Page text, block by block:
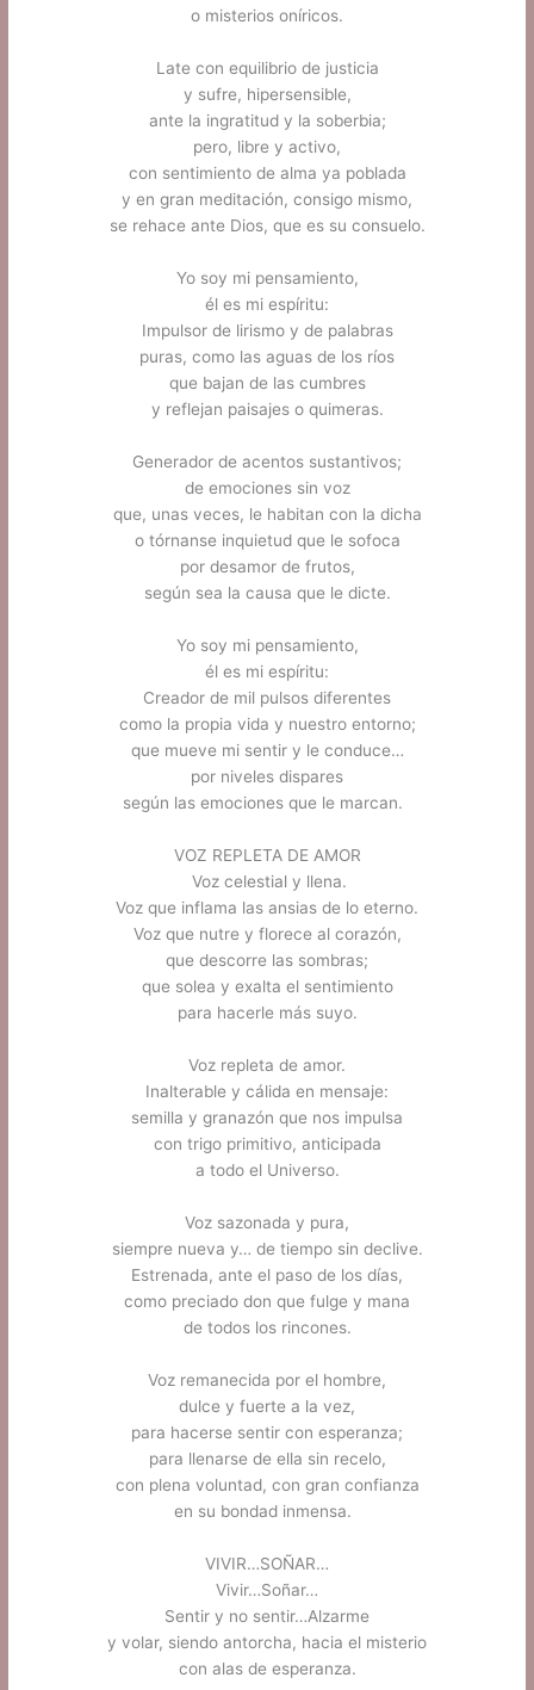
o misterios oníricos.
Late con equilibrio de justicia
y sufre, hipersensible,
ante la ingratitud y la soberbia;
pero, libre y activo,
con sentimiento de alma ya poblada
y en gran meditación, consigo mismo,
se rehace ante Dios, que es su consuelo.
Yo soy mi pensamiento,
él es mi espíritu:
Impulsor de lirismo y de palabras
puras, como las aguas de los ríos
que bajan de las cumbres
y reflejan paisajes o quimeras.
Generador de acentos sustantivos;
de emociones sin voz
que, unas veces, le habitan con la dicha
o tórnanse inquietud que le sofoca
por desamor de frutos,
según sea la causa que le dicte.
Yo soy mi pensamiento,
él es mi espíritu:
Creador de mil pulsos diferentes
como la propia vida y nuestro entorno;
que mueve mi sentir y le conduce…
por niveles dispares
según las emociones que le marcan.
VOZ REPLETA DE AMOR
Voz celestial y llena.
Voz que inflama las ansias de lo eterno.
Voz que nutre y florece al corazón,
que descorre las sombras;
que solea y exalta el sentimiento
para hacerle más suyo.
Voz repleta de amor.
Inalterable y cálida en mensaje:
semilla y granazón que nos impulsa
con trigo primitivo, anticipada
a todo el Universo.
Voz sazonada y pura,
siempre nueva y… de tiempo sin declive.
Estrenada, ante el paso de los días,
como preciado don que fulge y mana
de todos los rincones.
Voz remanecida por el hombre,
dulce y fuerte a la vez,
para hacerse sentir con esperanza;
para llenarse de ella sin recelo,
con plena voluntad, con gran confianza
en su bondad inmensa.
VIVIR…SOÑAR…
Vivir…Soñar…
Sentir y no sentir…Alzarme
y volar, siendo antorcha, hacia el misterio
con alas de esperanza.